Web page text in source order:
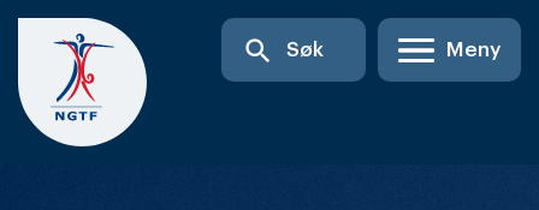
Skip
content
search Søk Meny